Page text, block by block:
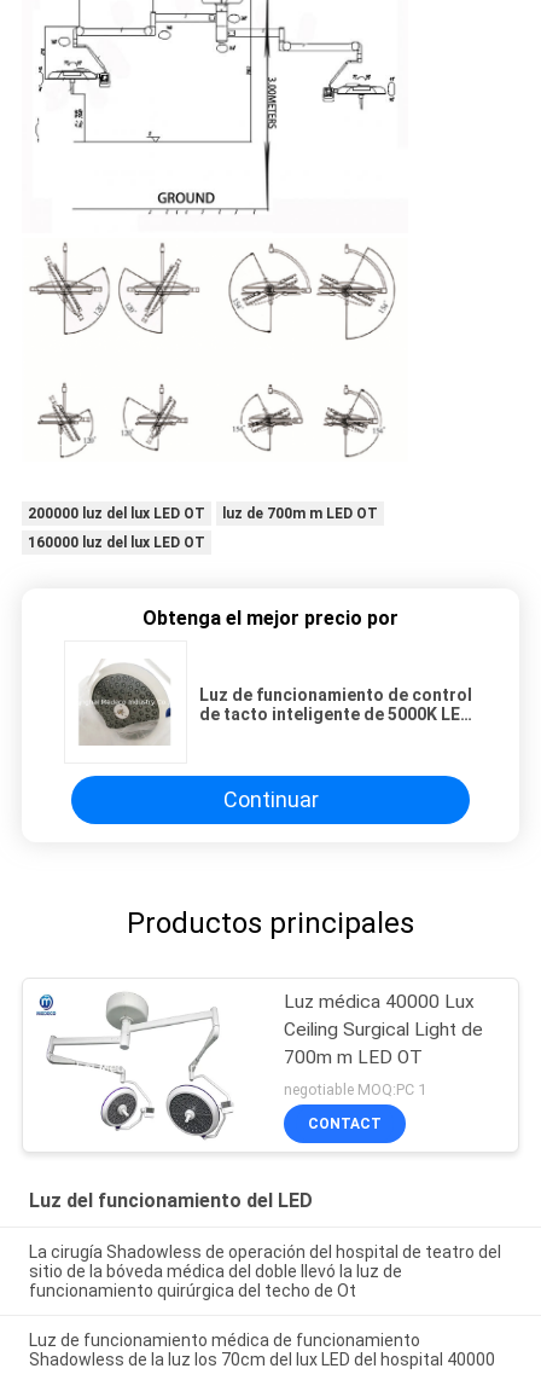
200000 luz del lux LED OT
luz de 700m m LED OT
160000 luz del lux LED OT
Obtenga el mejor precio por
Luz de funcionamiento de control
de tacto inteligente de 5000K LED
Continuar
Productos principales
Luz médica 40000 Lux
Ceiling Surgical Light de
700m m LED OT
negotiable MOQ:PC 1
CONTACT
Luz del funcionamiento del LED
La cirugía Shadowless de operación del hospital de teatro del
sitio de la bóveda médica del doble llevó la luz de
funcionamiento quirúrgica del techo de Ot
Luz de funcionamiento médica de funcionamiento
Shadowless de la luz los 70cm del lux LED del hospital 40000